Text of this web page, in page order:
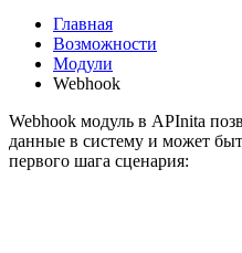
Главная
Возможности
Модули
Webhook
Webhook модуль в APInita
данные в систему и может
первого шага сценария: